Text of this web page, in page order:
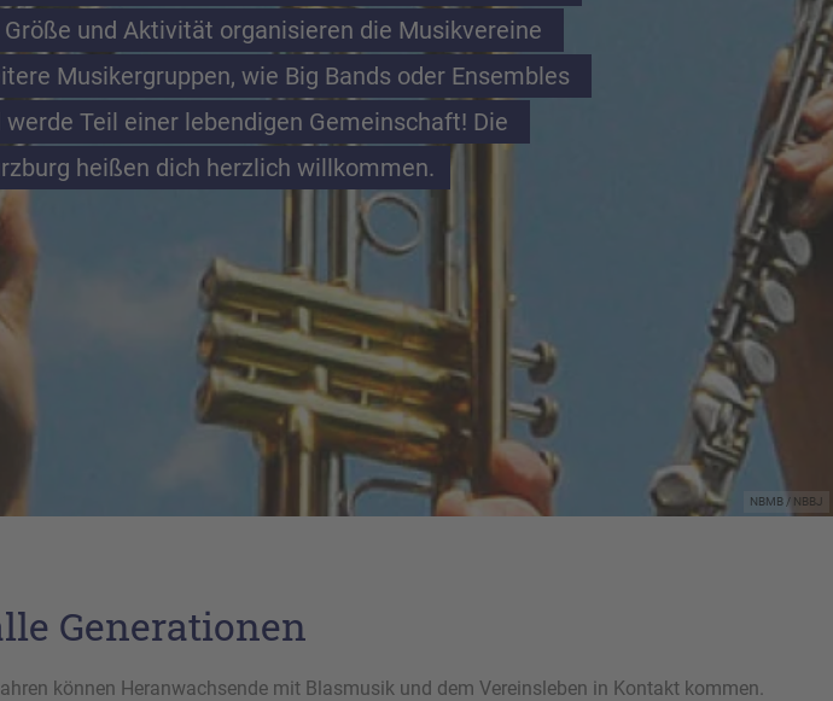
NBMB / NBBJ
und Aktivität organisieren die Musikvereine
Musikergruppen, wie Big Bands oder Ensembles
Teil einer lebendigen Gemeinschaft! Die
heißen dich herzlich willkommen.
Generationen
können Heranwachsende mit Blasmusik und dem Vereinsleben in Kontakt kommen.